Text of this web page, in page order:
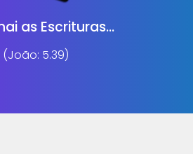
as Escrituras...
(João: 5.39)